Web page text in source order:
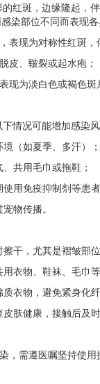
红斑，边缘隆起，
染部位不同而表现各
表现为对称性红斑，
皮、皲裂或起水疱；
现为淡白色或褐色斑
情况可能增加感染风
（如夏季、多汗）；
共用毛巾或拖鞋；
用免疫抑制剂等患者
物传播。
干，尤其是褶皱部位
衣物、鞋袜、毛巾等
衣物，避免紧身化纤
肤健康，接触后及时
，需遵医嘱坚持使